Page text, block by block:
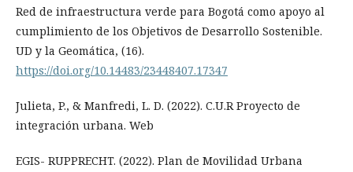
Red de infraestructura verde para Bogotá como apoyo al
cumplimiento de los Objetivos de Desarrollo Sostenible.
UD y la Geomática, (16).
https://doi.org/10.14483/23448407.17347
Julieta, P., & Manfredi, L. D. (2022). C.U.R Proyecto de
integración urbana. Web
EGIS- RUPPRECHT. (2022). Plan de Movilidad Urbana